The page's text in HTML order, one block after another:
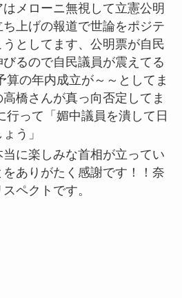
メローニ無視して立憲公明
上げの報道で世論をポジテ
うとしてます、公明票が自民
るので自民議員が震えてる
算の年内成立が～～としてま
橋さんが真っ向否定してま
行って「媚中議員を潰して日
う」
に楽しみな首相が立ってい
ありがたく感謝です！！奈
ペクトです。